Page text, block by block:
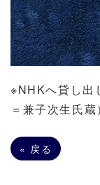
※NHKへ貸し出
＝兼子次生氏蔵
« 戻る